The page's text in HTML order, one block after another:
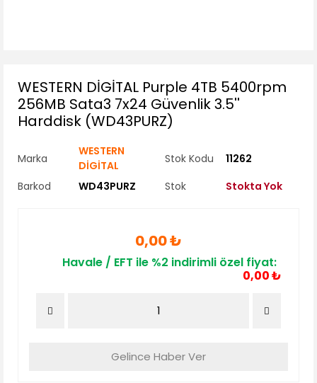
WESTERN DİGİTAL Purple 4TB 5400rpm
256MB Sata3 7x24 Güvenlik 3.5''
Harddisk (WD43PURZ)
Marka
WESTERN
DİGİTAL
Stok Kodu
11262
Barkod
WD43PURZ Stok Stokta Yok
0,00 ₺
Havale / EFT ile %2 indirimli özel fiyat:
0,00 ₺
Gelince Haber Ver